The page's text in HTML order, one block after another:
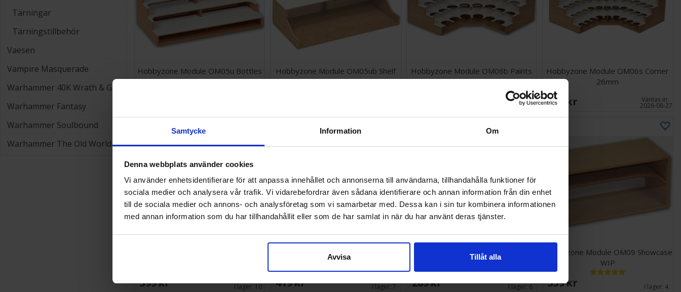
Samtycke Information Om
Denna webbplats använder cookies
Vi använder enhetsidentifierare för att anpassa innehållet och annonserna till användarna, tillhandahålla funktioner för
sociala medier och analysera vår trafik. Vi vidarebefordrar även sådana identifierare och annan information från din enhet
till de sociala medier och annons- och analysföretag som vi samarbetar med. Dessa kan i sin tur kombinera informationen
med annan information som du har tillhandahållit eller som de har samlat in när du har använt deras tjänster.
Avvisa Tillåt alla
Tärningar
Tärningstillbehör
Vaesen
Vampire Masquerade
Warhammer 40K Wrath & Glory
Warhammer Fantasy
Warhammer Soulbound
Warhammer The Old World
Hobbyzone Module OM05u Bottles Hobbyzone Module OM05ub Shelf
Hobbyzone Module OM06b Paints
36mm
I lager:4
Hobbyzone Module OM06s Corner
26mm
349 SEK Väntas in:
2026-08-27
399 SEK I lager: 10
Hobbyzone Module OM07b
Brush/Tools
419 SEK I lager:7
Hobbyzone Module OM08a Paper
Towel
289 SEK I lager: 6
Hobbyzone Module OM09 Showcase
WIP
359 SEK I lager: 4